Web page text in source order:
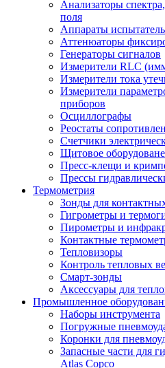
Анализаторы
поля
Аппараты
Аттенюаторы
Генераторы сигналов
Измерители RLC
Измерители тока
Измерители
приборов
Осциллографы
Реостаты
Счетчики
Щитовое
Пресс-клещи и
Прессы
Термометрия
Зонды для
Гигрометры и
Пирометры и
Контактные
Тепловизоры
Контроль тепловых
Смарт-зонды
Аксессуары для
Промышленное
Наборы инструмента
Погружные
Коронки для
Запасные части для
Atlas Copco